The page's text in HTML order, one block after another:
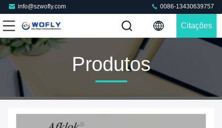
info@szwofly.com 0086-13430639757
Citações
Produtos